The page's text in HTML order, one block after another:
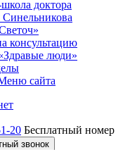
доктора
Синельникова
консультацию
люди»
сайта
20 Бесплатный номер
звонок